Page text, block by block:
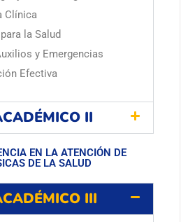
Clínica
la Salud
y Emergencias
Efectiva
II
EN LA ATENCIÓN DE
DE LA SALUD
III